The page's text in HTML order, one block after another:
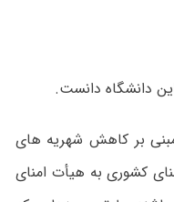
دانشگاه دانست.
بر کاهش شهریه های
کشوری به هیأت‌ امنای